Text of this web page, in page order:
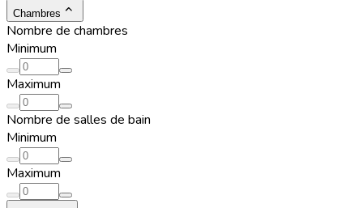
Chambres
Nombre de chambres
Minimum
Maximum
Nombre de salles de bain
Minimum
Maximum